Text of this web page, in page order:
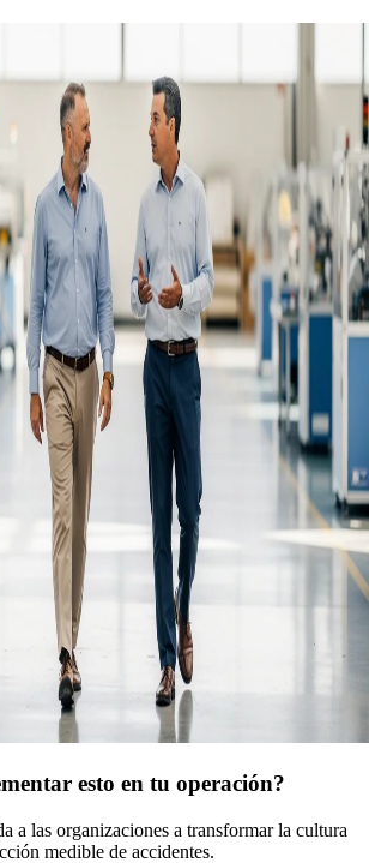
esto en tu operación?
a las organizaciones a transformar la cultura
medible de accidentes.